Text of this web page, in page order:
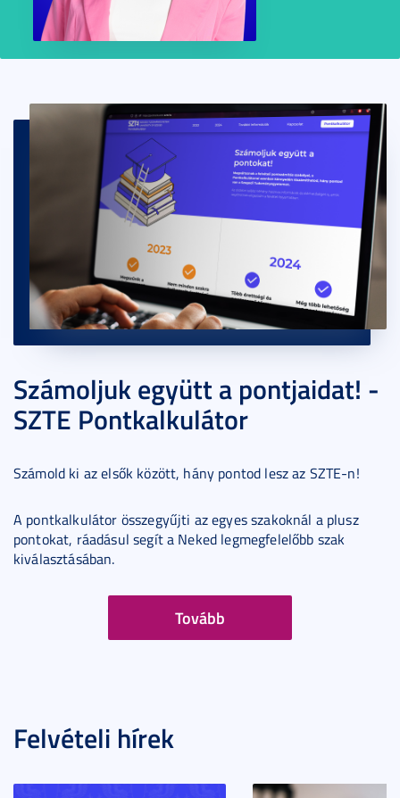
Számoljuk együtt a pontjaidat! -
SZTE Pontkalkulátor
Számold ki az elsők között, hány pontod lesz az SZTE-n!
A pontkalkulátor összegyűjti az egyes szakoknál a plusz
pontokat, ráadásul segít a Neked legmegfelelőbb szak
kiválasztásában.
Tovább
Felvételi hírek